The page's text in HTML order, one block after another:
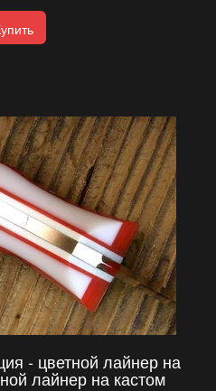
- цветной лайнер на
лайнер на кастом